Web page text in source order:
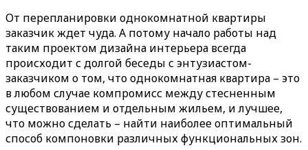
От перепланировки однокомнатной квартиры
заказчик ждет чуда. А потому начало работы над
таким проектом дизайна интерьера всегда
происходит с долгой беседы с энтузиастом-
заказчиком о том, что однокомнатная квартира – это
в любом случае компромисс между стесненным
существованием и отдельным жильем, и лучшее,
что можно сделать – найти наиболее оптимальный
способ компоновки различных функциональных зон.